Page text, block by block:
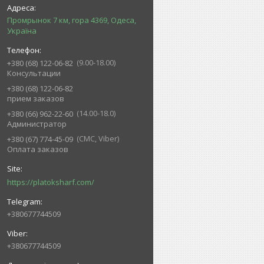
Промрынок 7 км, гора 4369, Одеса,
Україна
+380 (68) 122-06-82
9.00-18.00
Консультации
+380 (68) 122-06-82
прием заказов
+380 (66) 962-22-60
14.00-18.0
Администратор
+380 (67) 774-45-09
СМС, Viber
Оплата заказов
https://platoksharf.com/
+380677744509
+380677744509